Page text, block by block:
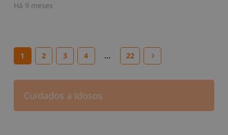
Há 9 meses
1 2 3 4 … 22
Cuidados a Idosos